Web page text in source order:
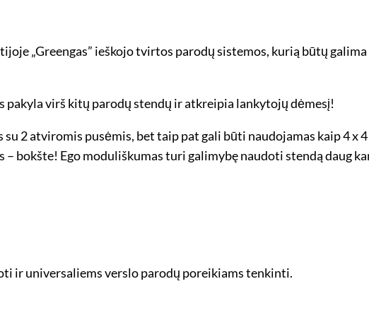
„Greengas” ieškojo tvirtos parodų sistemos, kurią būtų
pakyla virš kitų parodų stendų ir atkreipia lankytojų dėmesį!
2 atviromis pusėmis, bet taip pat gali būti naudojamas kaip 4 x
bokšte! Ego moduliškumas turi galimybę naudoti stendą daug
ir universaliems verslo parodų poreikiams tenkinti.